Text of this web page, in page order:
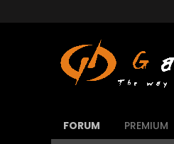
FORUM PREMIUM